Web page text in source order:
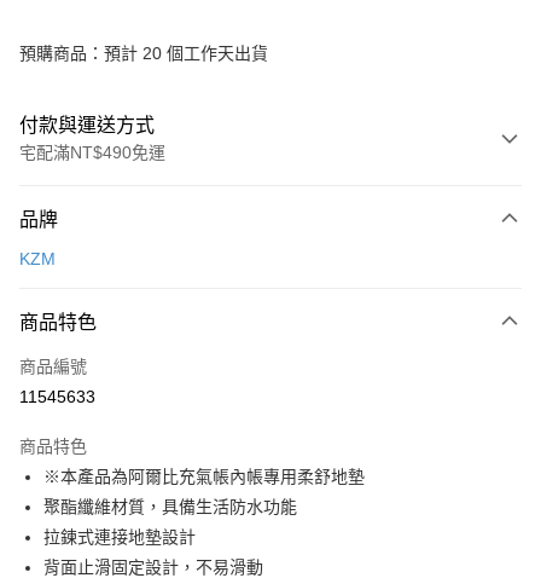
預購商品：預計 20 個工作天出貨
付款與運送方式
宅配滿NT$490免運
信用卡一次付款
3 期 0 利率 每期
合作金庫商業銀行
上海商業儲蓄銀行
臺灣中小企業銀行
匯豐（台灣）商業銀行
華泰商業銀行
聯邦商業銀行
遠東國際商業銀行
元大商業銀行
玉山商業銀行
LINE Pay
Apple Pay
ATM付款
運送方式
宅配
品牌
KZM
商品特色
商品編號
11545633
商品特色
※本產品為阿爾比充氣帳內帳專用柔舒地墊
聚酯纖維材質，具備生活防水功能
拉鍊式連接地墊設計
背面止滑固定設計，不易滑動